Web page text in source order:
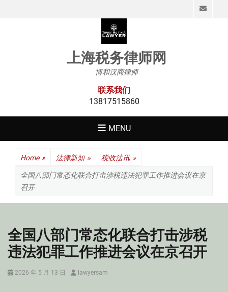
上海税务律师网
博和汉商律师
联系我们
13817515860
MENU
Home » 法律新知 » 税收法讯 »
全国八部门常态化联合打击涉税违法犯罪工作推进会议在京
召开
全国八部门常态化联合打击涉税
违法犯罪工作推进会议在京召开
Posted
2026 年 5 月 13 日 Authorlawyersam